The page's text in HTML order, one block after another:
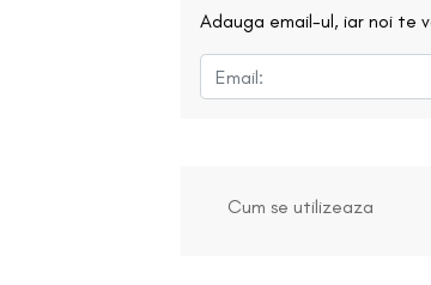
Adauga email-ul, iar noi te
Cum se utilizeaza